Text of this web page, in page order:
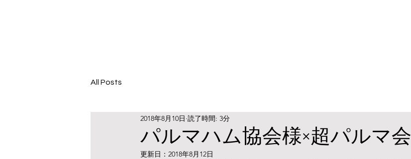
All Posts
パルマハム協会様×超パルマ会
2018年8月10日 読了時間: 3分
更新日： 2018年8月12日